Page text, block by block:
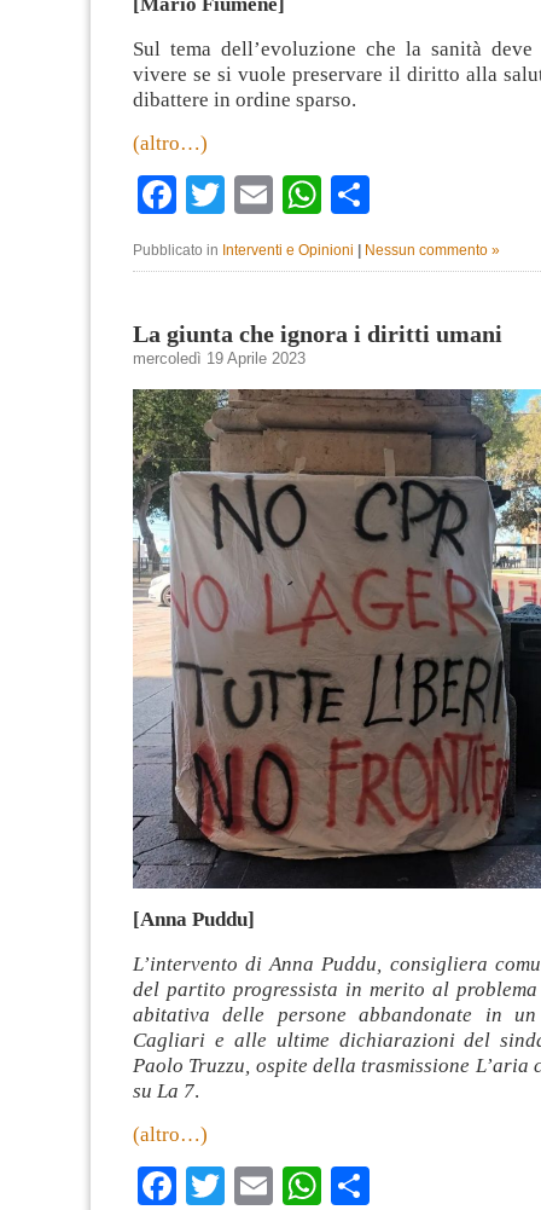
[Mario Fiumene]
Sul tema dell’evoluzione che la sanità deve
vivere se si vuole preservare il diritto alla
dibattere in ordine sparso.
(altro…)
Facebook
TwitterEmailWhatsApp
Pubblicato in Interventi e Opinioni Nessun commento »
La giunta che ignora i diritti umani
mercoledì 19 Aprile 2023
[Anna Puddu]
L’intervento di Anna Puddu, consigliera
del partito progressista in merito al problema
abitativa delle persone abbandonate in
Cagliari e alle ultime dichiarazioni del
Paolo Truzzu, ospite della trasmissione L’aria
su La 7.
(altro…)
Facebook
TwitterEmailWhatsApp